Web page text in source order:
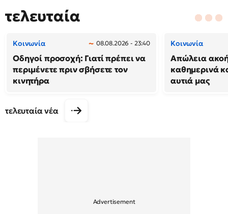
τελευταία
Κοινωνία 08.08.2026 - 23:40
Οδηγοί προσοχή: Γιατί πρέπει να
περιμένετε πριν σβήσετε τον
κινητήρα
Κοινωνία
Απώλεια
καθημερινά
αυτιά μας
τελευταία νέα